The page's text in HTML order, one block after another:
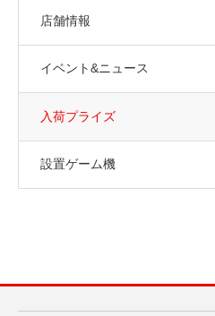
店舗情報
イベント&ニュース
入荷プライズ
設置ゲーム機